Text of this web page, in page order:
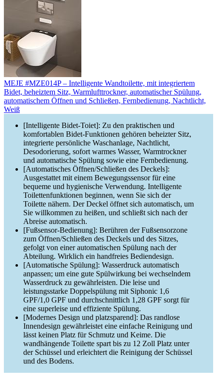
MEJE #MZE014P – Intelligente Wandtoilette, mit integriertem
Bidet, beheiztem Sitz, Warmlufttrockner, automatischer Spülung,
automatischem Öffnen und Schließen, Fernbedienung, Nachtlicht,
Weiß
[Intelligente Bidet-Toiet]: Zu den praktischen und
komfortablen Bidet-Funktionen gehören beheizter Sitz,
integrierte persönliche Waschanlage, Nachtlicht,
Desodorierung, sofort warmes Wasser, Warmtrockner
und automatische Spülung sowie eine Fernbedienung.
[Automatisches Öffnen/Schließen des Deckels]:
Ausgestattet mit einem Bewegungssensor für eine
bequeme und hygienische Verwendung. Intelligente
Toilettenfunktionen beginnen, wenn Sie sich der
Toilette nähern. Der Deckel öffnet sich automatisch, um
Sie willkommen zu heißen, und schließt sich nach der
Abreise automatisch.
[Fußsensor-Bedienung]: Berühren der Fußsensorzone
zum Öffnen/Schließen des Deckels und des Sitzes,
gefolgt von einer automatischen Spülung nach der
Abteilung. Wirklich ein handfreies Bediendesign.
[Automatische Spülung]: Wasserdruck automatisch
anpassen; um eine gute Spülwirkung bei wechselndem
Wasserdruck zu gewährleisten. Die leise und
leistungsstarke Doppelspülung mit Siphonic 1,6
GPF/1,0 GPF und durchschnittlich 1,28 GPF sorgt für
eine superleise und effiziente Spülung.
[Modernes Design und platzsparend]: Das randlose
Innendesign gewährleistet eine einfache Reinigung und
lässt keinen Platz für Schmutz und Keime. Die
wandhängende Toilette spart bis zu 12 Zoll Platz unter
der Schüssel und erleichtert die Reinigung der Schüssel
und des Bodens.